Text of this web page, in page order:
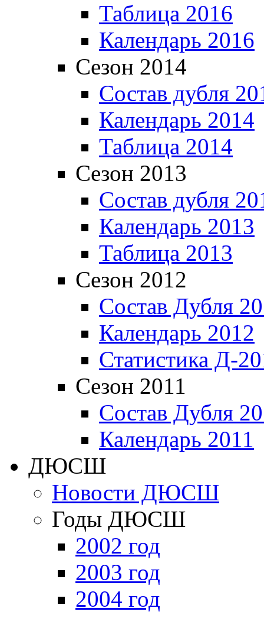
Таблица 2016
Календарь 2016
Сезон 2014
Состав дубля
Календарь 2014
Таблица 2014
Сезон 2013
Состав дубля
Календарь 2013
Таблица 2013
Сезон 2012
Состав Дубля
Календарь 2012
Статистика Д-
Сезон 2011
Состав Дубля
Календарь 2011
ДЮСШ
Новости ДЮСШ
Годы ДЮСШ
2002 год
2003 год
2004 год